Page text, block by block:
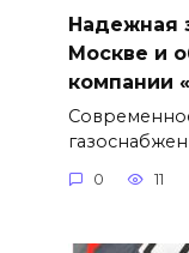
Надежная
Москве и
компании
0 11